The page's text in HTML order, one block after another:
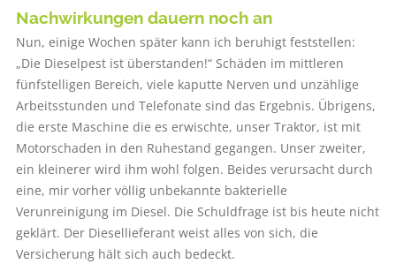
Nachwirkungen dauern noch an
Nun, einige Wochen später kann ich beruhigt feststellen:
„Die Dieselpest ist überstanden!“ Schäden im mittleren
fünfstelligen Bereich, viele kaputte Nerven und unzählige
Arbeitsstunden und Telefonate sind das Ergebnis. Übrigens,
die erste Maschine die es erwischte, unser Traktor, ist mit
Motorschaden in den Ruhestand gegangen. Unser zweiter,
ein kleinerer wird ihm wohl folgen. Beides verursacht durch
eine, mir vorher völlig unbekannte bakterielle
Verunreinigung im Diesel. Die Schuldfrage ist bis heute nicht
geklärt. Der Diesellieferant weist alles von sich, die
Versicherung hält sich auch bedeckt.